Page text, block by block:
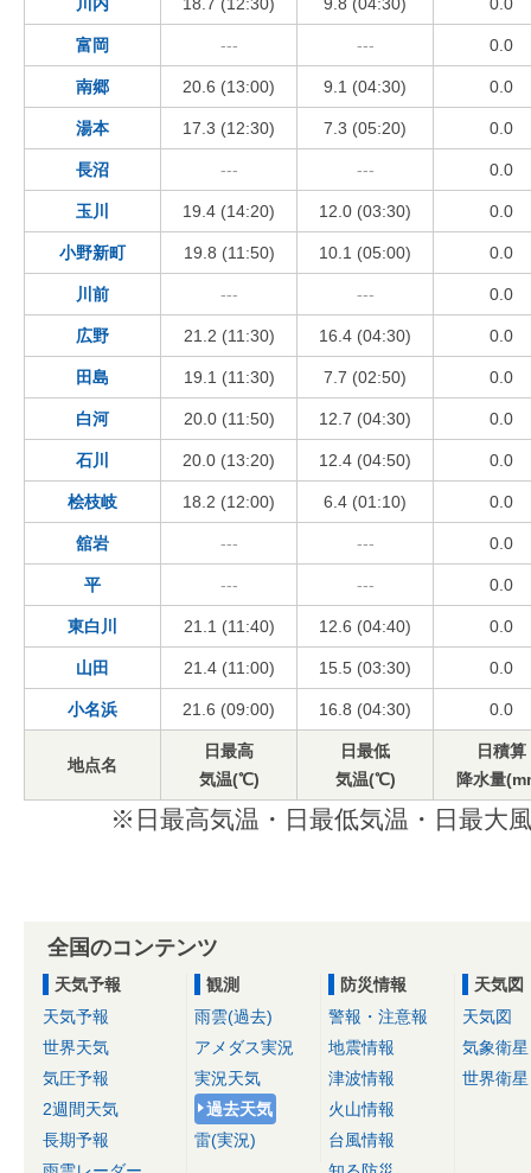
富岡 --- --- 0.0
南郷 20.6 (13:00) 9.1 (04:30) 0.0
湯本 17.3 (12:30) 7.3 (05:20) 0.0
長沼 --- --- 0.0
玉川 19.4 (14:20) 12.0 (03:30) 0.0
小野新町 19.8 (11:50) 10.1 (05:00) 0.0
川前 --- --- 0.0
広野 21.2 (11:30) 16.4 (04:30) 0.0
田島 19.1 (11:30) 7.7 (02:50) 0.0
白河 20.0 (11:50) 12.7 (04:30) 0.0
石川 20.0 (13:20) 12.4 (04:50) 0.0
桧枝岐 18.2 (12:00) 6.4 (01:10) 0.0
舘岩 --- --- 0.0
平 --- --- 0.0
東白川 21.1 (11:40) 12.6 (04:40) 0.0
山田 21.4 (11:00) 15.5 (03:30) 0.0
小名浜 21.6 (09:00) 16.8 (04:30) 0.0
地点名
日最高
気温(℃)
日最低
気温(℃)
日積算
降水量
※日最高気温・日最低気温・日最大
全国のコンテンツ
天気予報
天気予報
世界天気
気圧予報
2週間天気
長期予報
観測
雨雲(過去)
アメダス実況
実況天気
過去天気
雷(実況)
防災情報
警報・注意報
地震情報
津波情報
火山情報
台風情報
天気図
天気図
気象衛星
世界衛星